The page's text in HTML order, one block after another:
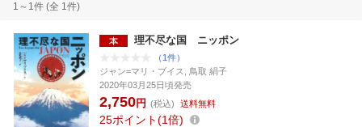
1～1件 (全 1件)
理不尽な国 ニッポン
（1件）
ジャン=マリ・ブイス, 鳥取 絹子
2020年03月25日頃発売
2,750円 (税込) 送料無料
25ポイント 1倍